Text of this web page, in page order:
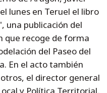
lunes en Teruel el libro
una publicación del
que recoge de forma
del Paseo del
En el acto también
el director general